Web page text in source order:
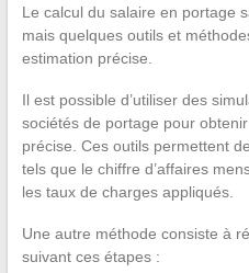
Le calcul du salaire en portage
mais quelques outils et
estimation précise.
Il est possible d’utiliser des
sociétés de portage pour
précise. Ces outils permettent
tels que le chiffre d’affaires
les taux de charges appliqués.
Une autre méthode consiste à
suivant ces étapes :